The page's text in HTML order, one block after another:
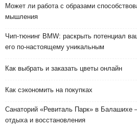
Может ли работа с образами
мышления
Чип-тюнинг BMW: раскрыть потенциал
его по-настоящему уникальным
Как выбрать и заказать цветы онлайн
Как сэкономить на покупках
Санаторий «Ревиталь Парк» в
отдыха и восстановления